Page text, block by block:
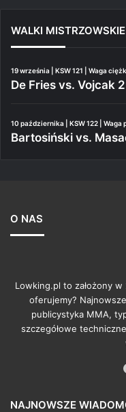
WALKI
19 września | KSW 121 | Waga
De Fries vs. Vojcak 2
10 października | KSW 122 | Waga
Bartosiński vs.
O NAS
Lowking.pl to założony
oferujemy?
publicystyka MMA,
szczegółowe
NAJNOWSZE